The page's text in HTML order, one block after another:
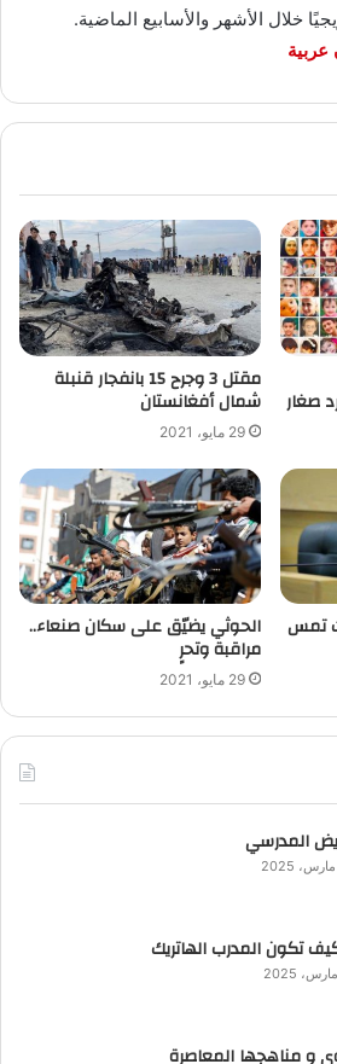
خلال الأشهر والأسابيع الماضية.
صغار ‬شمال أفغانستان
29 مايو، 2021
تمس الحوثي يضيّق على سكان صنعاء..
مراقبة وتحرٍ
29 مايو، 2021
المدرسي
تكون المدرب الهاتريك
و مناهجها المعاصرة